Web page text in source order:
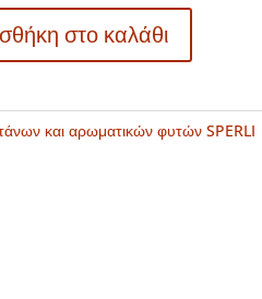
στο καλάθι
και αρωματικών φυτών SPERLI